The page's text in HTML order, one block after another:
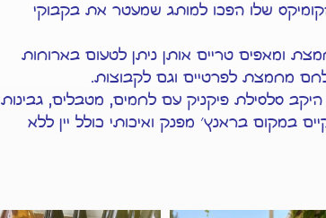
הקומיקס שלו הפכו למותג שמעטר את בקבוקי
ומאפים טריים אותן ניתן לטעום בארוחות
לחם מחמצת לפרטיים וגם לקבוצות.
סלסילת פיקניק עם לחמים, מטבלים, גבינות
במקום בראנץ׳ מפנק ואיכותי כולל יין ללא